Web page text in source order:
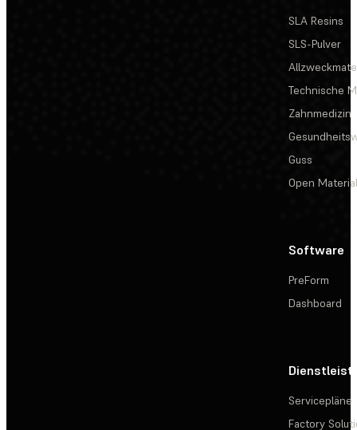
SLA Resins
SLS-Pulver
Technische
Zahnmedizin
Guss
Open
Software
PreForm
Dashboard
Servicepläne
Factory